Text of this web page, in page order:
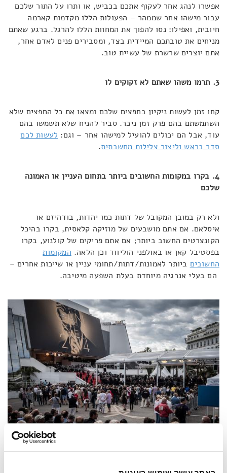
אפשרו לנהג אחר לעקוף אתכם בכביש, או ותרו על התור שלכם
עבור מישהו אחר שממהר – הפעולות הללו מקדמות קארמה
חיובית, ואפילו: נסו להפוך את המחוות הללו להרגל. ברגע שאתם
מניחים את טובתכם המיידית בצד, ומסבירים פנים לאדם אחר,
אתם יוצרים שרשרת של עשיית טוב.
3. תרמו משהו שאתם לא זקוקים לו
קחו זמן לעשות ניקיון בחפצים שלכם ומצאו את כל החפצים שלא
השתמשתם בהם פרק זמן ניכר. סביר להניח שלא תשמשו בהם
עוד, אבל הם יכולים להועיל למישהו אחר – וגם: לעשות לכם
סדר בראש וליצור צלילות מחשבתית.
4. בקרו במקומות החשובים ביותר בתחום העניין או האמונה
שלכם
ולא רק במובן המקובל של דתות כמו יהדות, בודהיזם או
איסלאם. אם אתם מושבעים של מוזיקה קלאסית, בקרו בהיכל
הקונצרטים החשוב ביותר; אם אתם פריקים של קולנוע, בקרו
בפסטיבל קאן או באולפני הוליווד וכן הלאה. המקומות
החשובים ביותר לאמונות/דתות/תחומי עניין או שייכות אחרים –
הם בעלי אנרגיה מיוחדת בעלת השפעה מיטיבה.